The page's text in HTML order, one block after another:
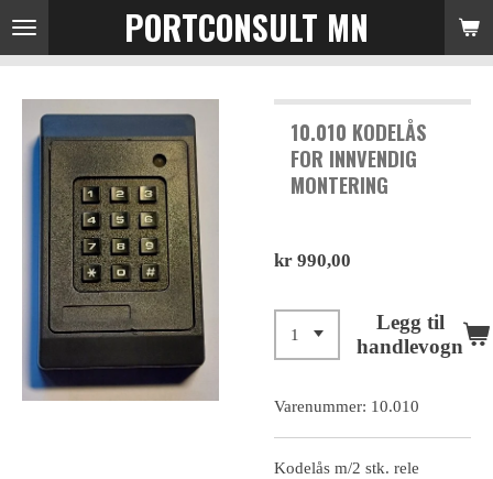
Gå
til
PORTCONSULT MN
10.010 KODELÅS
FOR INNVENDIG
MONTERING
kr 990,00
Legg til
handlevogn
Varenummer: 10.010
Kodelås m/2 stk. rele